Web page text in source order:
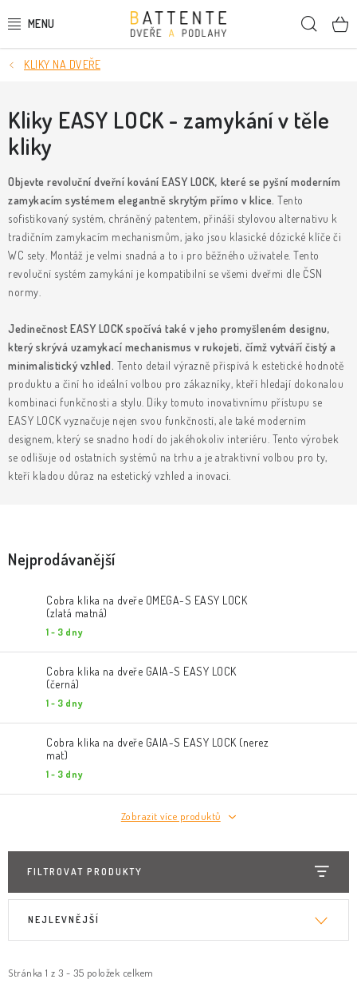
na
DVEŘE
SMRKOVÉ DVEŘE
PODLAHY
LIŠTY A DEKORAČNÍ PRVKY
NÁSTĚNNÉ PANELY
SKRYTÉ ZÁRUBNĚ
KLIKY & KOVÁNÍ
B2B REALIZACE Kontakty O nás
Proč s námi
Vrácení, výměna zboží
Obchodní podmínky
Posuzování Jakosti
GDPR FAQ
KLIKY NA DVEŘE
Kliky EASY LOCK - zamykání v těle
kliky
Objevte revoluční dveřní kování EASY LOCK, které se pyšní moderním
zamykacím systémem elegantně skrytým přímo v klice. Tento
sofistikovaný systém, chráněný patentem, přináší stylovou alternativu k
tradičním zamykacím mechanismům, jako jsou klasické dózické klíče či
WC sety. Montáž je velmi snadná a to i pro běžného uživatele. Tento
revoluční systém zamykání je kompatibilní se všemi dveřmi dle ČSN
normy.
Jedinečnost EASY LOCK spočívá také v jeho promyšleném designu,
který skrývá uzamykací mechanismus v rukojeti, čímž vytváří čistý a
minimalistický vzhled. Tento detail výrazně přispívá k estetické hodnotě
produktu a činí ho ideální volbou pro zákazníky, kteří hledají dokonalou
kombinaci funkčnosti a stylu. Díky tomuto inovativnímu přístupu se
EASY LOCK vyznačuje nejen svou funkčností, ale také moderním
designem, který se snadno hodí do jakéhokoliv interiéru. Tento výrobek
se odlišuje od ostatních systémů na trhu a je atraktivní volbou pro ty,
kteří kladou důraz na estetický vzhled a inovaci.
Nejprodávanější
Cobra klika na dveře OMEGA-S EASY LOCK
(zlatá matná)
1 - 3 dny
Cobra klika na dveře GAIA-S EASY LOCK
(černá)
1 - 3 dny
Cobra klika na dveře GAIA-S EASY LOCK (nerez
mat)
1 - 3 dny
Zobrazit více produktů
FILTROVAT PRODUKTY
iStránka 1 z 3 - 35 položek celkem
e
NEJLEVNĚJŠÍ